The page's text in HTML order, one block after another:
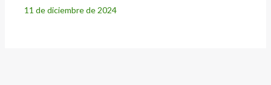
11 de diciembre de 2024